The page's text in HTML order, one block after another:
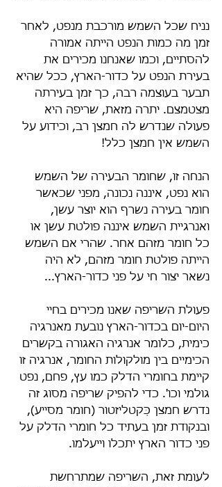
נניח שכל השמש מורכבת מנפט, לאחר
זמן מה כמות הנפט הייתה אמורה
להסתיים, וכמו שאנחנו מכירים את
בעירת הנפט על כדור-הארץ, ככל שהיא
תבער בעוצמה רבה, כך זמן בעירתה
מצטמצם. יתרה מזאת, שריפה היא
פעולה שנדרש לה חמצן רב, וכידוע על
השמש אין חמצן כלל!
הנחה זו, שחומר הבעירה של השמש
הוא נפט, איננה נכונה, מפני שכאשר
חומר בעירה נשרף הוא יוצר עשן,
ואנרגיית השמש איננה פולטת עשן או
כל חומר מזהם אחר. שהרי אם השמש
הייתה פולטת חומר מזהם, לא היה
נשאר יצור חי על פני כדור-הארץ...
פעולת השריפה שאנו מכירים בחיי
היום-יום בכדור-הארץ נובעת מאנרגיה
כימית, כלומר אנרגיה האגורה בקשרים
הכימיים בין מולקולות החומר, אנרגיה זו
קיימת בחומרי הדלק כמו עץ, פחם, נפט
גולמי וכו'. כדי להפיק שריפה מסוג זה
נדרש חמצן כְּקטליזטור (חומר מסייע),
ובנקודת זמן בעתיד כל חומרי הדלק על
פני כדור הארץ יתכלו וייעלמו.
לעומת זאת, השריפה שמתרחשת